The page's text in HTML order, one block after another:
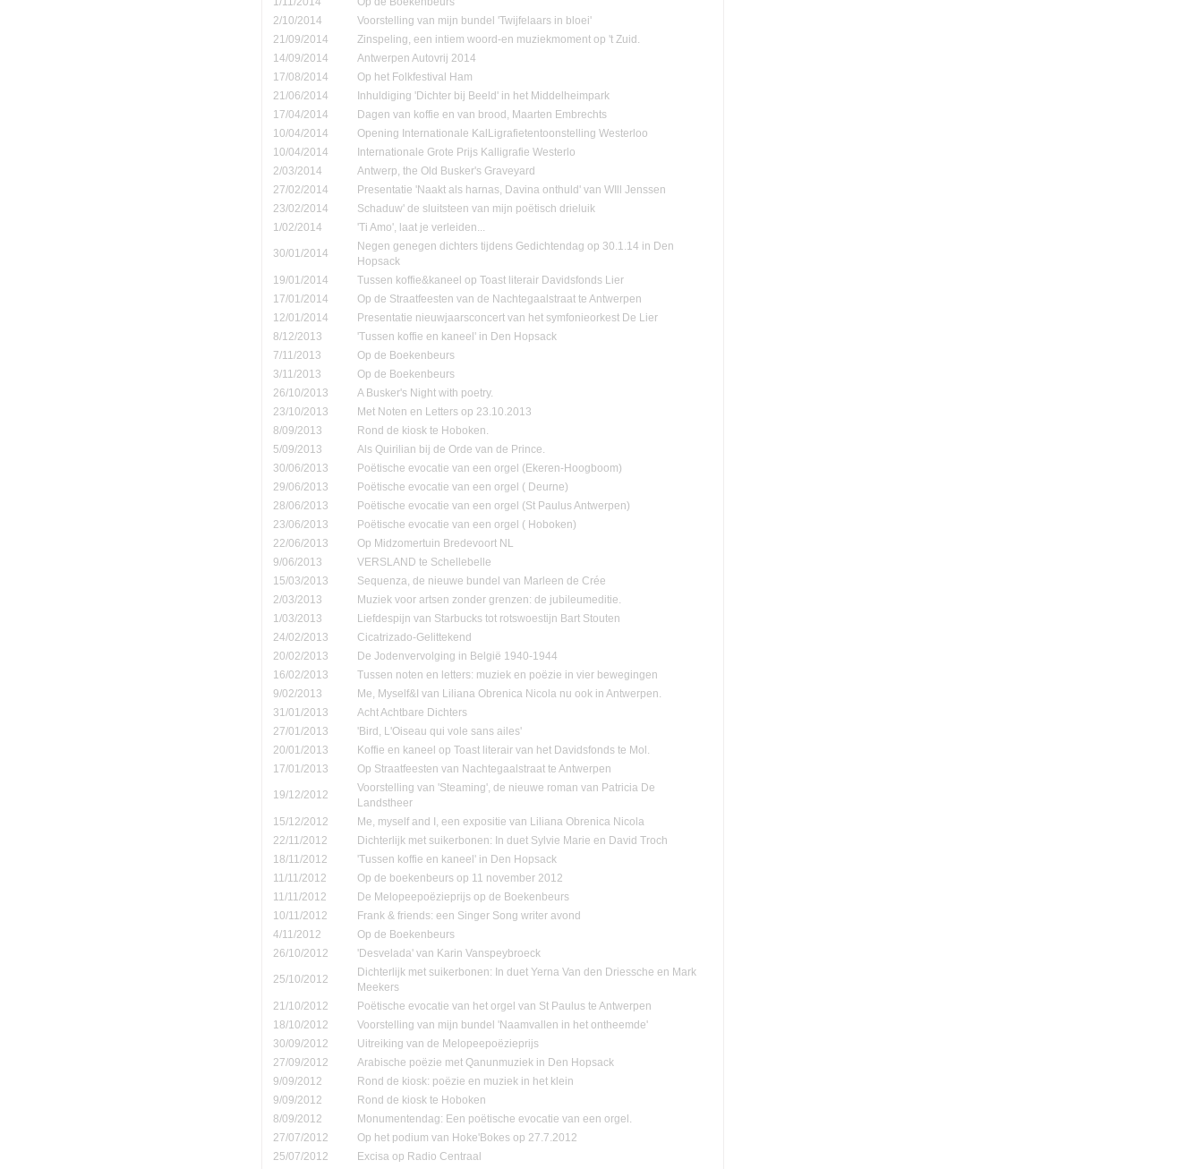
2/10/2014
Voorstelling van mijn bundel 'Twijfelaars in bloei'
21/09/2014
Zinspeling, een intiem woord-en muziekmoment op 't Zuid.
14/09/2014
Antwerpen Autovrij 2014
17/08/2014
Op het Folkfestival Ham
21/06/2014
Inhuldiging 'Dichter bij Beeld' in het Middelheimpark
17/04/2014
Dagen van koffie en van brood, Maarten Embrechts
10/04/2014
Opening Internationale KalLigrafietentoonstelling Westerloo
10/04/2014
Internationale Grote Prijs Kalligrafie Westerlo
2/03/2014
Antwerp, the Old Busker's Graveyard
27/02/2014
Presentatie 'Naakt als harnas, Davina onthuld' van WIll Jenssen
23/02/2014
Schaduw' de sluitsteen van mijn poëtisch drieluik
1/02/2014
'Ti Amo', laat je verleiden...
30/01/2014
Negen genegen dichters tijdens Gedichtendag op 30.1.14 in Den
Hopsack
19/01/2014
Tussen koffie&kaneel op Toast literair Davidsfonds Lier
17/01/2014
Op de Straatfeesten van de Nachtegaalstraat te Antwerpen
12/01/2014
Presentatie nieuwjaarsconcert van het symfonieorkest De Lier
8/12/2013
'Tussen koffie en kaneel' in Den Hopsack
7/11/2013
Op de Boekenbeurs
3/11/2013
Op de Boekenbeurs
26/10/2013
A Busker's Night with poetry.
23/10/2013
Met Noten en Letters op 23.10.2013
8/09/2013
Rond de kiosk te Hoboken.
5/09/2013
Als Quirilian bij de Orde van de Prince.
30/06/2013
Poëtische evocatie van een orgel (Ekeren-Hoogboom)
29/06/2013
Poëtische evocatie van een orgel ( Deurne)
28/06/2013
Poëtische evocatie van een orgel (St Paulus Antwerpen)
23/06/2013
Poëtische evocatie van een orgel ( Hoboken)
22/06/2013
Op Midzomertuin Bredevoort NL
9/06/2013
VERSLAND te Schellebelle
15/03/2013
Sequenza, de nieuwe bundel van Marleen de Crée
2/03/2013
Muziek voor artsen zonder grenzen: de jubileumeditie.
1/03/2013
Liefdespijn van Starbucks tot rotswoestijn Bart Stouten
24/02/2013
Cicatrizado-Gelittekend
20/02/2013
De Jodenvervolging in België 1940-1944
16/02/2013
Tussen noten en letters: muziek en poëzie in vier bewegingen
9/02/2013
Me, Myself&I van Liliana Obrenica Nicola nu ook in Antwerpen.
31/01/2013
Acht Achtbare Dichters
27/01/2013
'Bird, L'Oiseau qui vole sans ailes'
20/01/2013
Koffie en kaneel op Toast literair van het Davidsfonds te Mol.
17/01/2013
Op Straatfeesten van Nachtegaalstraat te Antwerpen
19/12/2012
Voorstelling van 'Steaming', de nieuwe roman van Patricia De
Landstheer
15/12/2012
Me, myself and I, een expositie van Liliana Obrenica Nicola
22/11/2012
Dichterlijk met suikerbonen: In duet Sylvie Marie en David Troch
18/11/2012
'Tussen koffie en kaneel' in Den Hopsack
11/11/2012
Op de boekenbeurs op 11 november 2012
11/11/2012
De Melopeepoëzieprijs op de Boekenbeurs
10/11/2012
Frank & friends: een Singer Song writer avond
4/11/2012
Op de Boekenbeurs
26/10/2012
'Desvelada' van Karin Vanspeybroeck
25/10/2012
Dichterlijk met suikerbonen: In duet Yerna Van den Driessche en Mark
Meekers
21/10/2012
Poëtische evocatie van het orgel van St Paulus te Antwerpen
18/10/2012
Voorstelling van mijn bundel 'Naamvallen in het ontheemde'
30/09/2012
Uitreiking van de Melopeepoëzieprijs
27/09/2012
Arabische poëzie met Qanunmuziek in Den Hopsack
9/09/2012
Rond de kiosk: poëzie en muziek in het klein
9/09/2012
Rond de kiosk te Hoboken
8/09/2012
Monumentendag: Een poëtische evocatie van een orgel.
27/07/2012
Op het podium van Hoke'Bokes op 27.7.2012
25/07/2012
Excisa op Radio Centraal